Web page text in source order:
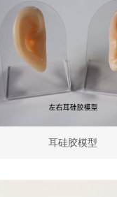
耳硅胶模型